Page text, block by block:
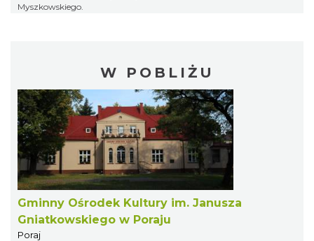
Myszkowskiego.
W POBLIŻU
Gminny Ośrodek Kultury im. Janusza
Gniatkowskiego w Poraju
Poraj